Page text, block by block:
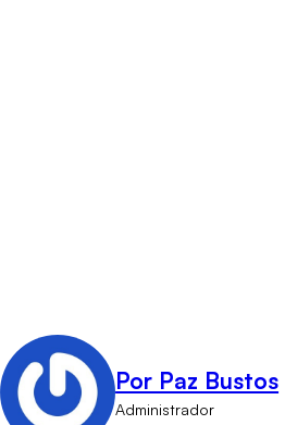
Por Paz Bustos
Administrador